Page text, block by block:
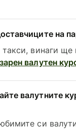
на
винаги ще
валутен
валутните
си